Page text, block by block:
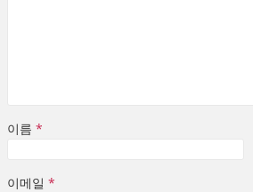
이름 *
이메일 *